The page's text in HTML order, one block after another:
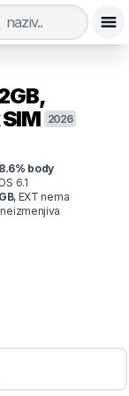
2026
% body
6.1
, EXT nema
neizmenjiva